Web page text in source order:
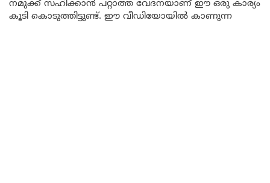
നമുക്ക് സഹിക്കാൻ പറ്റാത്ത വേദനയാണ് ഈ ഒരു കാര്യം
കൂടി കൊടുത്തിട്ടുണ്ട്. ഈ വീഡിയോയിൽ കാണുന്ന